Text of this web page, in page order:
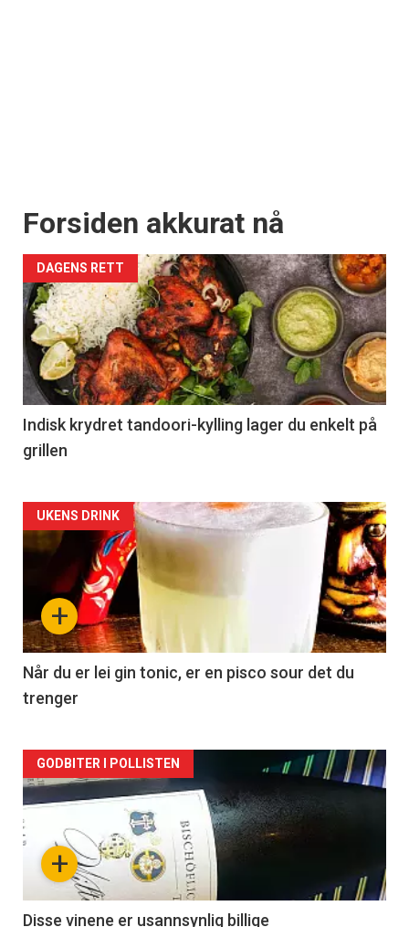
Registrer deg
Forsiden akkurat nå
DAGENS RETT
Indisk krydret tandoori-kylling lager du enkelt på
grillen
Forsiden
akkurat
nå
-
2
+
UKENS DRINK
Når du er lei gin tonic, er en pisco sour det du
trenger
Forsiden
akkurat
nå+
GODBITER I POLLISTEN
Disse vinene er usannsynlig billige